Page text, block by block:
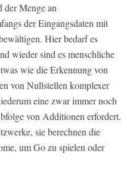
der Menge an
der Eingangsdaten mit
Hier bedarf es
wieder sind es menschliche
wie die Erkennung von
von Nullstellen komplexer
eine zwar immer noch
von Additionen erfordert.
sie berechnen die
um Go zu spielen oder